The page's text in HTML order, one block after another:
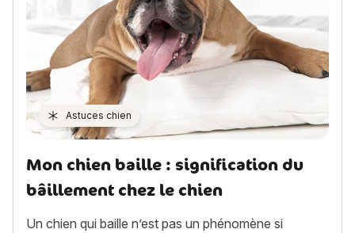
Astuces chien
Mon chien baille : signification du
bâillement chez le chien
Un chien qui baille n’est pas un phénomène si